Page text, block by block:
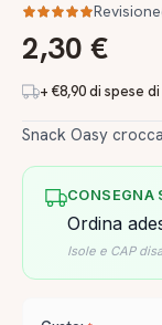
2,30 €
+ €8,90 di spese
Snack Oasy
CONSEGNA
Ordina
Isole e CAP